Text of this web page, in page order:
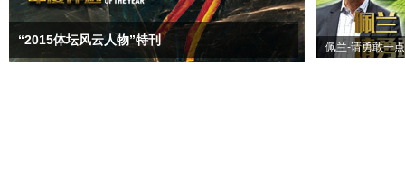
“2015体坛风云人物”特刊 佩兰-请勇敢一点